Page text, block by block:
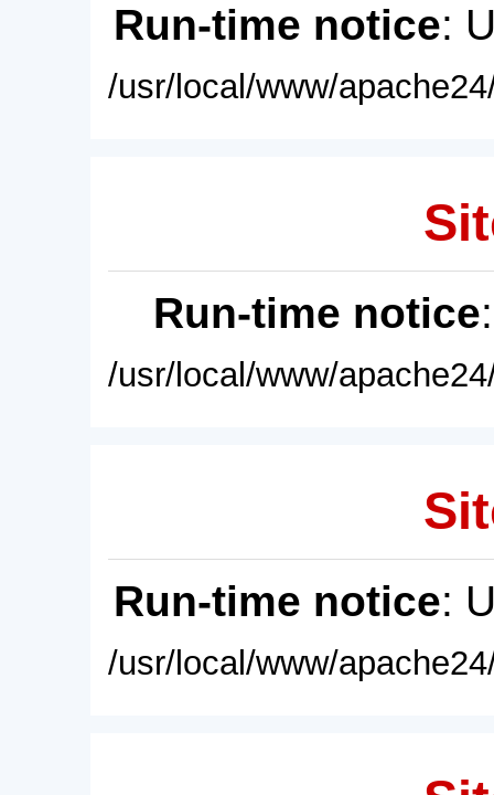
Run-time notice:
/usr/local/www/
Run-time notice
/usr/local/www/
Run-time notice:
/usr/local/www/